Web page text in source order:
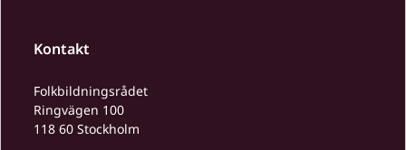
Kontakt
Folkbildningsrådet
Ringvägen 100
118 60 Stockholm